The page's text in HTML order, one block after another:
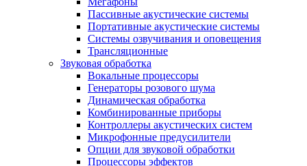
Пассивные акустические системы
Портативные акустические системы
Системы озвучивания и оповещения
Трансляционные
Звуковая обработка
Вокальные процессоры
Генераторы розового шума
Динамическая обработка
Комбинированные приборы
Контроллеры акустических систем
Микрофонные предусилители
Опции для звуковой обработки
Процессоры эффектов